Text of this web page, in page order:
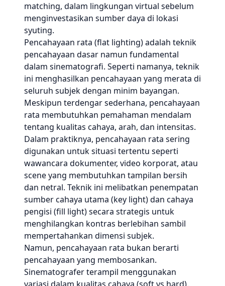
matching, dalam lingkungan virtual sebelum
menginvestasikan sumber daya di lokasi
syuting.
Pencahayaan rata (flat lighting) adalah teknik
pencahayaan dasar namun fundamental
dalam sinematografi. Seperti namanya, teknik
ini menghasilkan pencahayaan yang merata di
seluruh subjek dengan minim bayangan.
Meskipun terdengar sederhana, pencahayaan
rata membutuhkan pemahaman mendalam
tentang kualitas cahaya, arah, dan intensitas.
Dalam praktiknya, pencahayaan rata sering
digunakan untuk situasi tertentu seperti
wawancara dokumenter, video korporat, atau
scene yang membutuhkan tampilan bersih
dan netral. Teknik ini melibatkan penempatan
sumber cahaya utama (key light) dan cahaya
pengisi (fill light) secara strategis untuk
menghilangkan kontras berlebihan sambil
mempertahankan dimensi subjek.
Namun, pencahayaan rata bukan berarti
pencahayaan yang membosankan.
Sinematografer terampil menggunakan